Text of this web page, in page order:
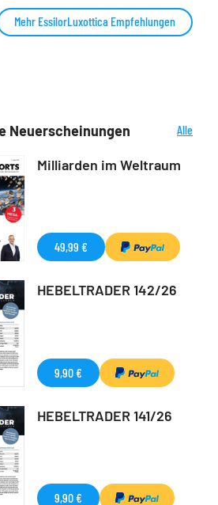
Mehr EssilorLuxottica Empfehlungen
Neuerscheinungen
Alle
Milliarden im Weltraum
49,99 €
HEBELTRADER 142/26
9,90 €
HEBELTRADER 141/26
9,90 €